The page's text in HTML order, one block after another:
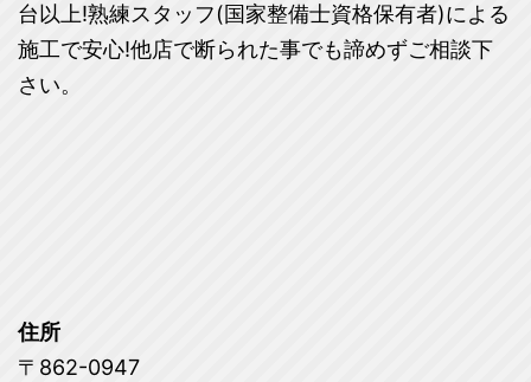
台以上!熟練スタッフ(国家整備士資格保有者)による
施工で安心!他店で断られた事でも諦めずご相談下
さい。
住所
〒862-0947